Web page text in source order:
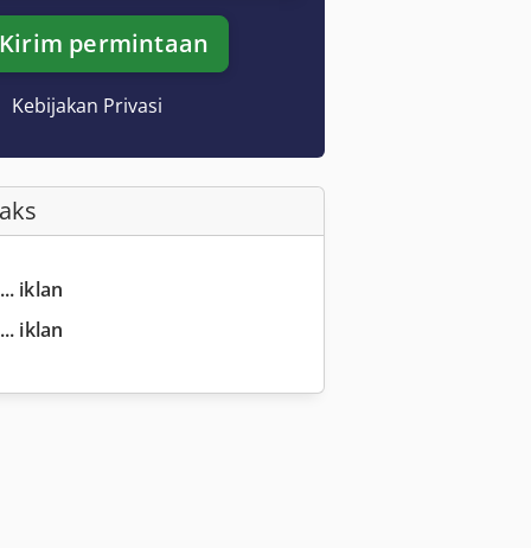
Kirim permintaan
Kebijakan Privasi
iklan
iklan